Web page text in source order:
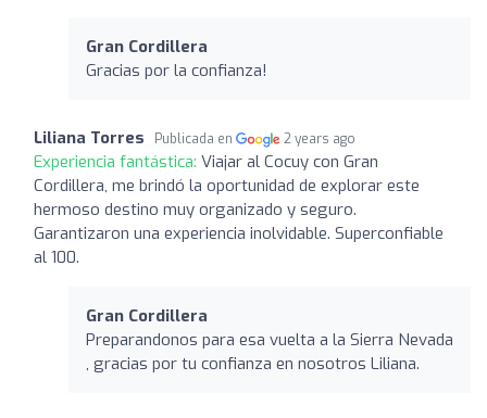
Gran Cordillera
Gracias por la confianza!
Liliana Torres Publicada en 2 years ago
Experiencia fantástica: Viajar al Cocuy con Gran
Cordillera, me brindó la oportunidad de explorar este
hermoso destino muy organizado y seguro.
Garantizaron una experiencia inolvidable. Superconfiable
al 100.
Gran Cordillera
Preparandonos para esa vuelta a la Sierra Nevada
, gracias por tu confianza en nosotros Liliana.